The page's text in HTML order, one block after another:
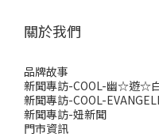
關於我們
品牌故事
新聞專訪-COOL-幽☆遊☆
新聞專訪-COOL-
新聞專訪-妞新聞
門市資訊